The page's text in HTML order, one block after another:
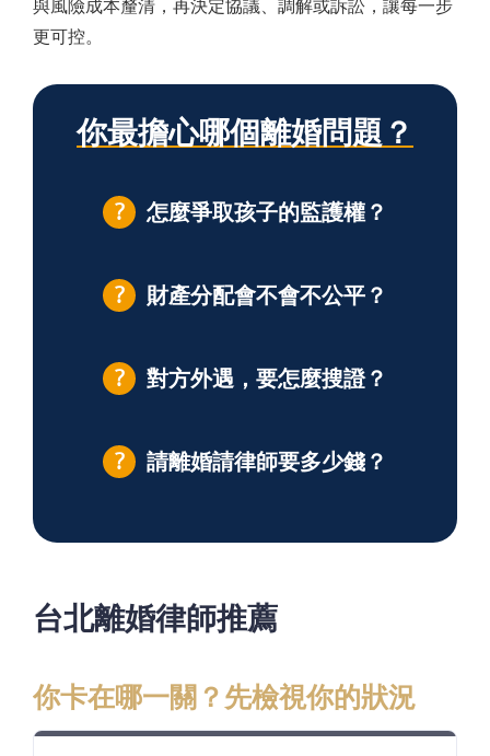
與風險成本釐清，再決定協議、調解或訴訟，讓每一步
更可控。
你最擔心哪個離婚問題？
怎麼爭取孩子的監護權？
財產分配會不會不公平？
對方外遇，要怎麼搜證？
請離婚請律師要多少錢？
台北離婚律師推薦
你卡在哪一關？先檢視你的狀況